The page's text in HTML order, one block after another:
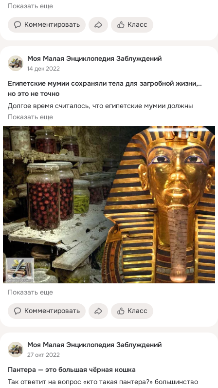
Показать еще
Комментировать Класс
Моя Малая Энциклопедия Заблуждений
14 дек 2022
Египетские мумии сохраняли тела для загробной жизни,..
но это не точно
Долгое время считалось, что египетские мумии должны
были сохранять тела умерших для загробной жизни.
Показать еще
Показать еще
Комментировать Класс
Моя Малая Энциклопедия Заблуждений
27 окт 2022
Пантера — это большая чёрная кошка
Так ответит на вопрос «кто такая пантера?» большинство